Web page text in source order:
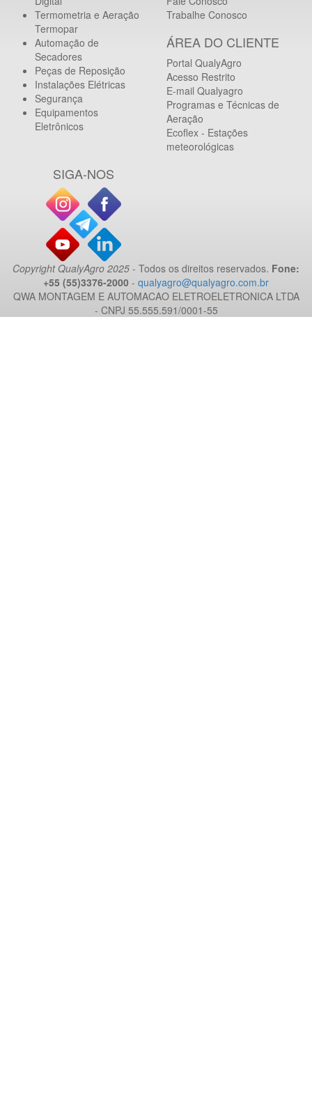
Termometria e Aeração
Termopar
Automação de
Secadores
Peças de Reposição
Instalações Elétricas
Segurança
Equipamentos
Eletrônicos
Trabalhe Conosco
ÁREA DO CLIENTE
Portal QualyAgro
Acesso Restrito
E-mail Qualyagro
Programas e Técnicas de
Aeração
Ecoflex - Estações
meteorológicas
SIGA-NOS
Copyright QualyAgro 2025 - Todos os direitos reservados. Fone:
+55 (55)3376-2000 - qualyagro@qualyagro.com.br
QWA MONTAGEM E AUTOMACAO ELETROELETRONICA LTDA
- CNPJ 55.555.591/0001-55